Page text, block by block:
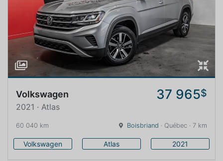
Volkswagen 37 965$
2021 · Atlas
60 040 km Boisbriand · Québec · 7 km
Volkswagen Atlas 2021